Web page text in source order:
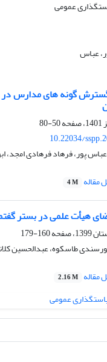
عباس
گونه های مدارس
50-80
10.22034/
پور، فرهاد فرهادی امجد،
مقاله 4 M
هیأت علمی در بستر
160-179
طاسکوه، عبدالحسین
مقاله 2.16 M